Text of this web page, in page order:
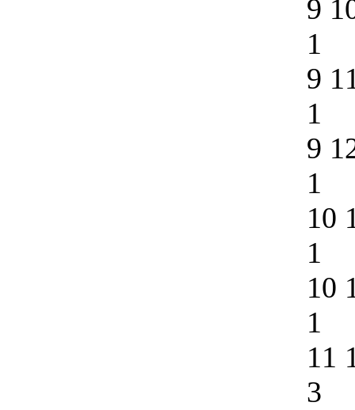
9
1
9
1
9
1
10
1
10
1
11
3